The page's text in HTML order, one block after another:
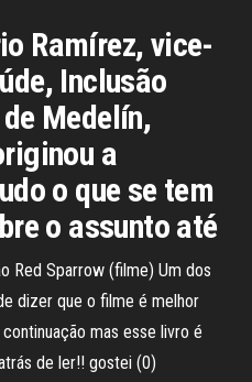
Ramírez, vice-
Inclusão
Medelín,
a
o que se tem
o assunto até
Red Sparrow (filme) Um dos
dizer que o filme é melhor
mas esse livro é
de ler!! gostei (0)